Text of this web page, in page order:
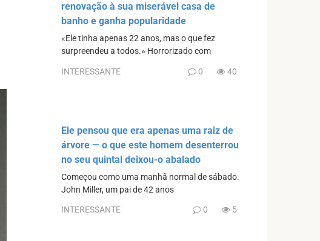
renovação à sua miserável casa de
banho e ganha popularidade
«Ele tinha apenas 22 anos, mas o que fez
surpreendeu a todos.» Horrorizado com
INTERESSANTE 0 40
Ele pensou que era apenas uma raiz de
árvore — o que este homem desenterrou
no seu quintal deixou-o abalado
Começou como uma manhã normal de sábado.
John Miller, um pai de 42 anos
INTERESSANTE 0 5